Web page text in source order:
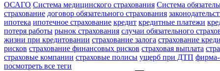
ОСАГО Система медицинского страхования Система
страхование договор обязательного страхования
ипотека ипотечное страхование кредит кредитные платежи
потеря работы рынок страхования случаи обязательного
жизни при кредитовании страхование залога страхование
рисков страхование финансовых рисков страховая выплата
страховые компании страховые полисы ущерб при ДТП
посмотреть все теги